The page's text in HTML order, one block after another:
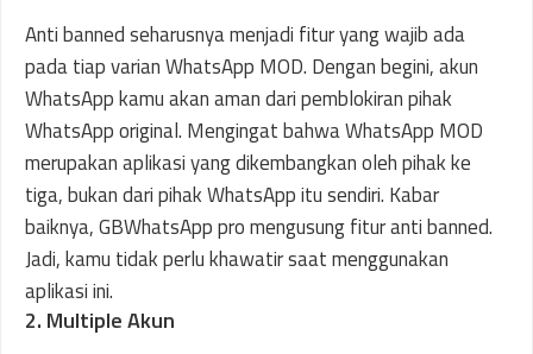
Anti banned seharusnya menjadi fitur yang wajib ada
pada tiap varian WhatsApp MOD. Dengan begini, akun
WhatsApp kamu akan aman dari pemblokiran pihak
WhatsApp original. Mengingat bahwa WhatsApp MOD
merupakan aplikasi yang dikembangkan oleh pihak ke
tiga, bukan dari pihak WhatsApp itu sendiri. Kabar
baiknya, GBWhatsApp pro mengusung fitur anti banned.
Jadi, kamu tidak perlu khawatir saat menggunakan
aplikasi ini.
2. Multiple Akun